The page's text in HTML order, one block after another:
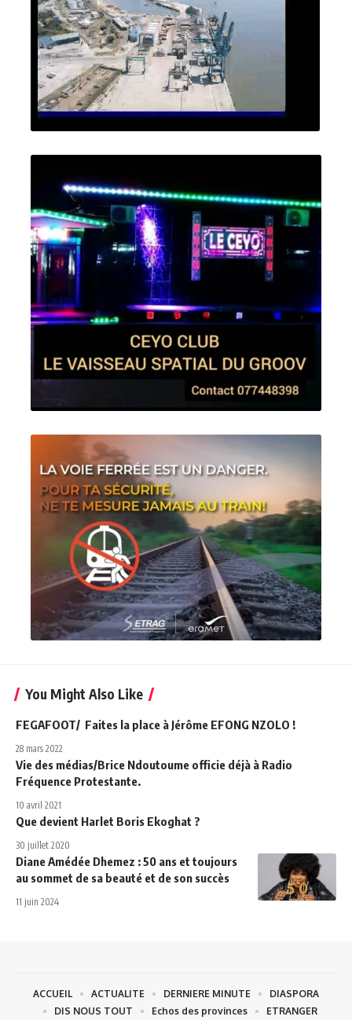
You Might Also Like
FEGAFOOT/ Faites la place à Jérôme EFONG NZOLO !
28 mars 2022
Vie des médias/Brice Ndoutoume officie déjà à Radio
Fréquence Protestante.
10 avril 2021
Que devient Harlet Boris Ekoghat ?
30 juillet 2020
Diane Amédée Dhemez : 50 ans et toujours
au sommet de sa beauté et de son succès
11 juin 2024
ACCUEIL ACTUALITE DERNIERE MINUTE
DIASPORA
DIS NOUS TOUT
Echos des provinces ETRANGER